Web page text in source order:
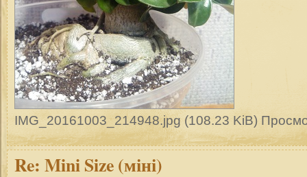
IMG_20161003_214948.jpg (108.23 KiB)
Re: Mini Size (міні)